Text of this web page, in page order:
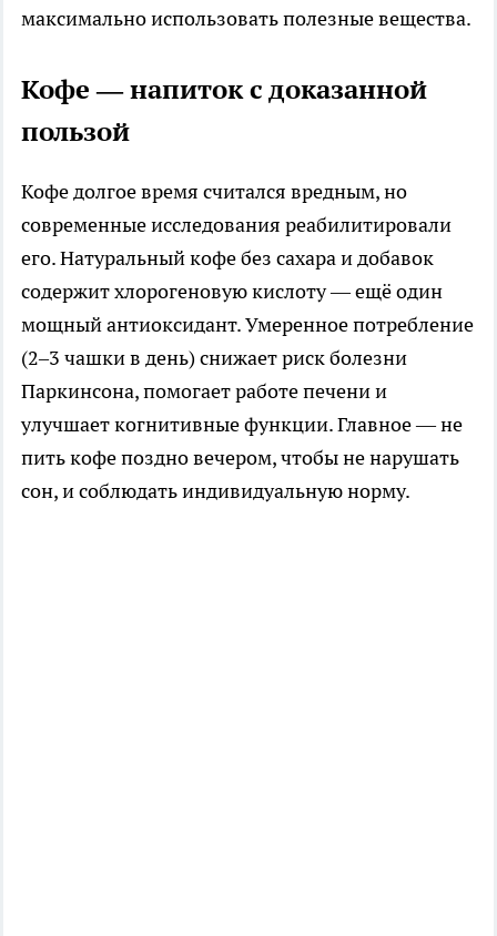
максимально использовать полезные вещества.
Кофе — напиток с доказанной
пользой
Кофе долгое время считался вредным, но
современные исследования реабилитировали
его. Натуральный кофе без сахара и добавок
содержит хлорогеновую кислоту — ещё один
мощный антиоксидант. Умеренное потребление
(2–3 чашки в день) снижает риск болезни
Паркинсона, помогает работе печени и
улучшает когнитивные функции. Главное — не
пить кофе поздно вечером, чтобы не нарушать
сон, и соблюдать индивидуальную норму.